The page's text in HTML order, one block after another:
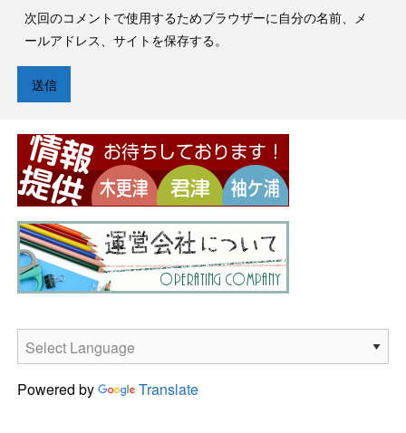
次回のコメントで使用するためブラウザーに自分の名前、メ
ールアドレス、サイトを保存する。
Powered by Translate